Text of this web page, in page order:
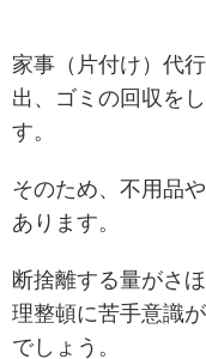
家事（片付け）代
出、ゴミの回収を
す。
そのため、不用品
あります。
断捨離する量がさ
理整頓に苦手意識
でしょう。